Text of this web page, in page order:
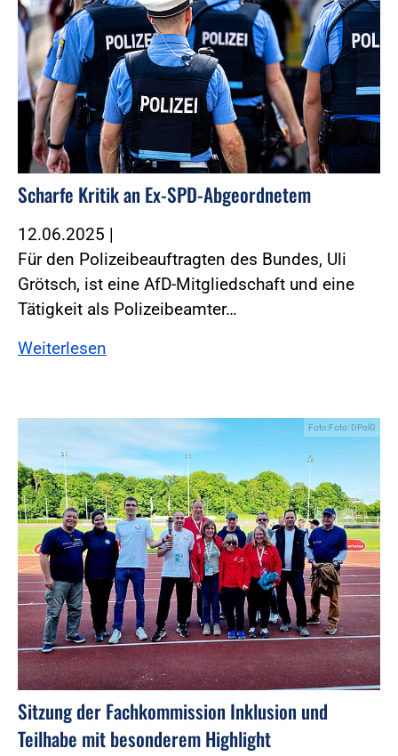
Scharfe Kritik an Ex-SPD-Abgeordnetem
12.06.2025 |
Für den Polizeibeauftragten des Bundes, Uli
Grötsch, ist eine AfD-Mitgliedschaft und eine
Tätigkeit als Polizeibeamter…
Weiterlesen
Foto:Foto: DPolG
Sitzung der Fachkommission Inklusion und
Teilhabe mit besonderem Highlight